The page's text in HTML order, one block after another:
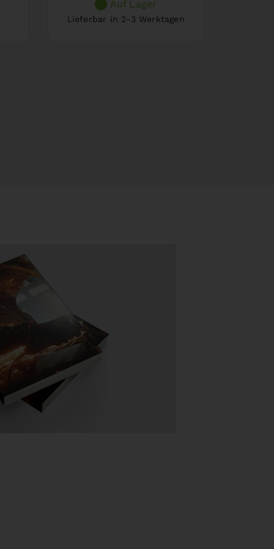
Auf Lager
Lieferbar in 2-3 Werktagen